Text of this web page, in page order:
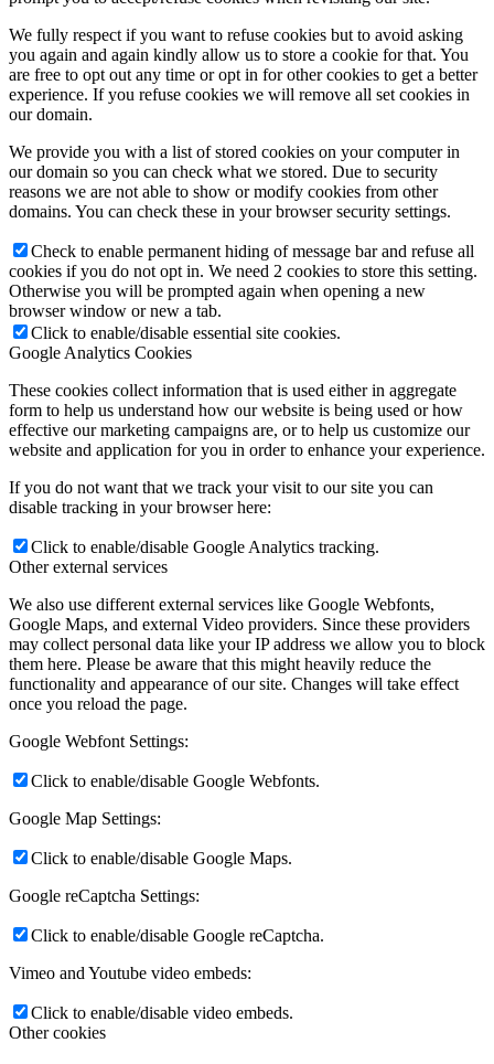
We fully respect if you want to refuse cookies but to avoid asking
you again and again kindly allow us to store a cookie for that. You
are free to opt out any time or opt in for other cookies to get a better
experience. If you refuse cookies we will remove all set cookies in
our domain.
We provide you with a list of stored cookies on your computer in
our domain so you can check what we stored. Due to security
reasons we are not able to show or modify cookies from other
domains. You can check these in your browser security settings.
Check to enable permanent hiding of message bar and refuse all
cookies if you do not opt in. We need 2 cookies to store this setting.
Otherwise you will be prompted again when opening a new
browser window or new a tab.
Click to enable/disable essential site cookies.
Google Analytics Cookies
These cookies collect information that is used either in aggregate
form to help us understand how our website is being used or how
effective our marketing campaigns are, or to help us customize our
website and application for you in order to enhance your experience.
If you do not want that we track your visit to our site you can
disable tracking in your browser here:
Click to enable/disable Google Analytics tracking.
Other external services
We also use different external services like Google Webfonts,
Google Maps, and external Video providers. Since these providers
may collect personal data like your IP address we allow you to block
them here. Please be aware that this might heavily reduce the
functionality and appearance of our site. Changes will take effect
once you reload the page.
Google Webfont Settings:
Click to enable/disable Google Webfonts.
Google Map Settings:
Click to enable/disable Google Maps.
Google reCaptcha Settings:
Click to enable/disable Google reCaptcha.
Vimeo and Youtube video embeds:
Click to enable/disable video embeds.
Other cookies